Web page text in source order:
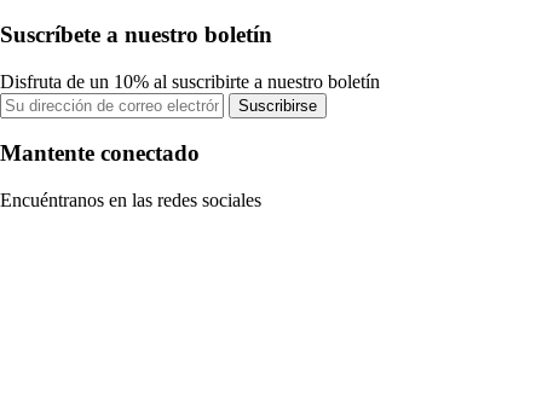
Suscríbete a nuestro boletín
Disfruta de un 10% al suscribirte a nuestro boletín
Suscribirse
Mantente conectado
Encuéntranos en las redes sociales